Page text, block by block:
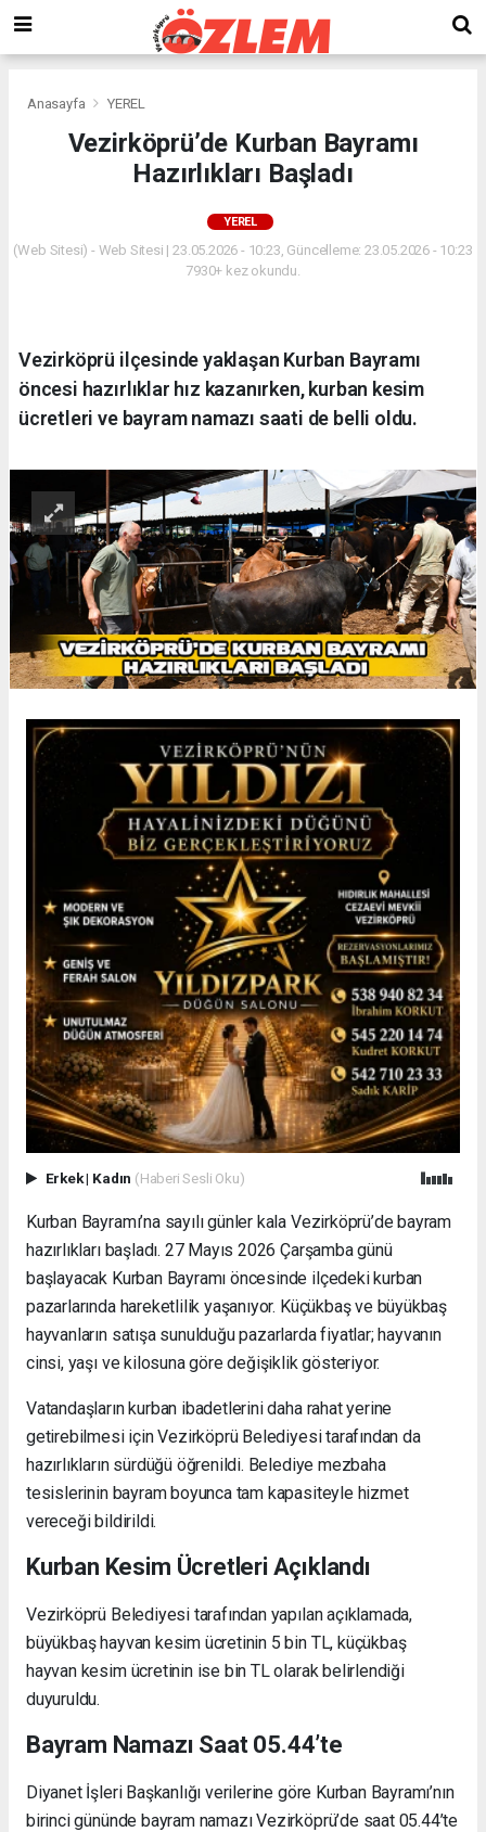
Anasayfa YEREL
Vezirköprü’de Kurban Bayramı
Hazırlıkları Başladı
YEREL
(Web Sitesi) - Web Sitesi | 23.05.2026 - 10:23, Güncelleme: 23.05.2026 - 10:23
7930+ kez okundu.
Vezirköprü ilçesinde yaklaşan Kurban Bayramı
öncesi hazırlıklar hız kazanırken, kurban kesim
ücretleri ve bayram namazı saati de belli oldu.
Erkek| Kadın (Haberi Sesli Oku)
Kurban Bayramı’na sayılı günler kala Vezirköprü’de bayram
hazırlıkları başladı. 27 Mayıs 2026 Çarşamba günü
başlayacak Kurban Bayramı öncesinde ilçedeki kurban
pazarlarında hareketlilik yaşanıyor. Küçükbaş ve büyükbaş
hayvanların satışa sunulduğu pazarlarda fiyatlar; hayvanın
cinsi, yaşı ve kilosuna göre değişiklik gösteriyor.
Vatandaşların kurban ibadetlerini daha rahat yerine
getirebilmesi için Vezirköprü Belediyesi tarafından da
hazırlıkların sürdüğü öğrenildi. Belediye mezbaha
tesislerinin bayram boyunca tam kapasiteyle hizmet
vereceği bildirildi.
Kurban Kesim Ücretleri Açıklandı
Vezirköprü Belediyesi tarafından yapılan açıklamada,
büyükbaş hayvan kesim ücretinin 5 bin TL, küçükbaş
hayvan kesim ücretinin ise bin TL olarak belirlendiği
duyuruldu.
Bayram Namazı Saat 05.44’te
Diyanet İşleri Başkanlığı verilerine göre Kurban Bayramı’nın
birinci gününde bayram namazı Vezirköprü’de saat 05.44’te